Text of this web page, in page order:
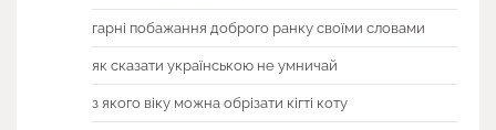
гарні побажання доброго ранку своїми словами
як сказати українською не умничай
з якого віку можна обрізати кігті коту